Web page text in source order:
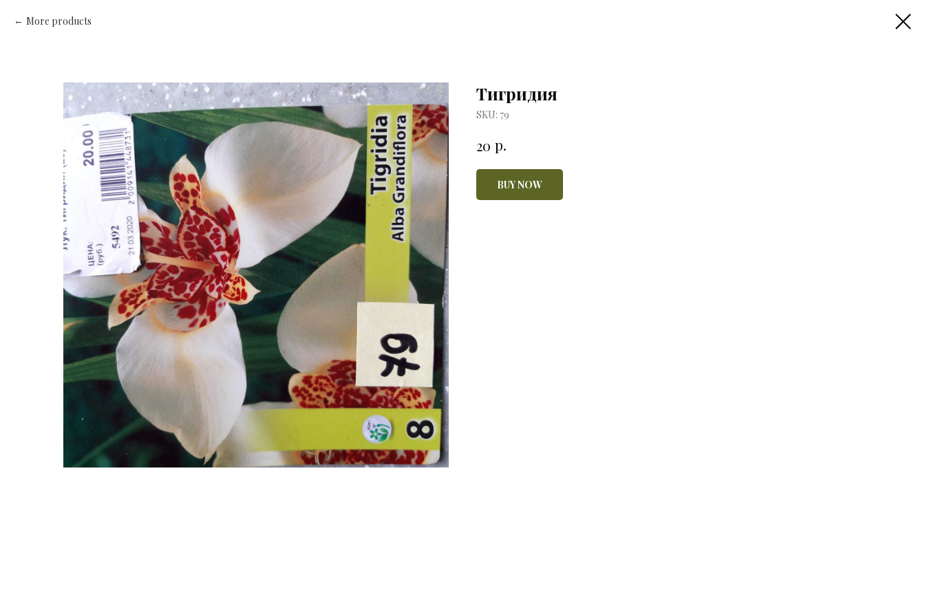
More products
Тигридия
SKU: 79
20 р.
BUY NOW